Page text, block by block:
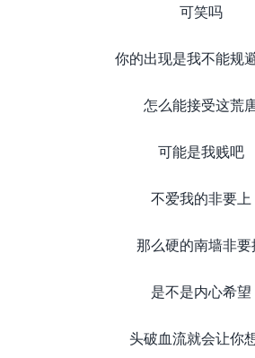
可笑吗
你的出现是我不能规
怎么能接受这荒
可能是我贱吧
不爱我的非要上
那么硬的南墙非要
是不是内心希望
头破血流就会让你